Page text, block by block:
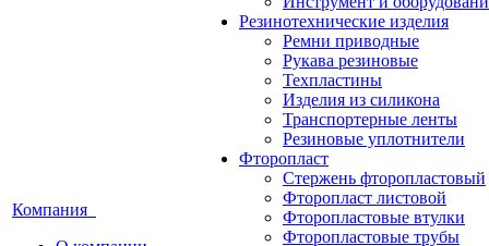
Компания
Резинотехнические изделия
Ремни приводные
Рукава резиновые
Техпластины
Изделия из силикона
Транспортерные ленты
Резиновые уплотнители
Фторопласт
Стержень фторопластовый
Фторопласт листовой
Фторопластовые втулки
Фторопластовые трубы